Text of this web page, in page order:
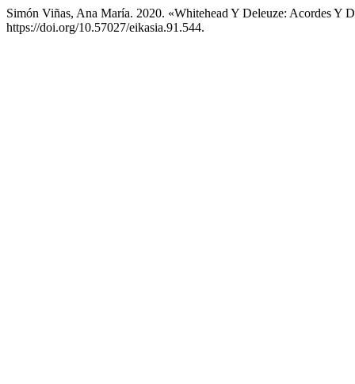
Simón Viñas, Ana María. 2020. «Whitehead Y Deleuze: Acordes Y
https://doi.org/10.57027/eikasia.91.544.